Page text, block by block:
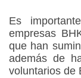
Es
empresas
que han
además de
voluntarios de